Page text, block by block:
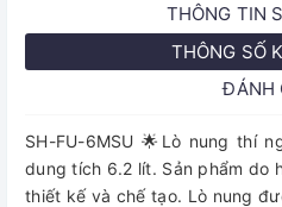
THÔNG TIN
THÔNG SỐ
ĐÁNH
SH-FU-6MSU 🌟Lò nung thí
dung tích 6.2 lít. Sản phẩm do
thiết kế và chế tạo. Lò nung